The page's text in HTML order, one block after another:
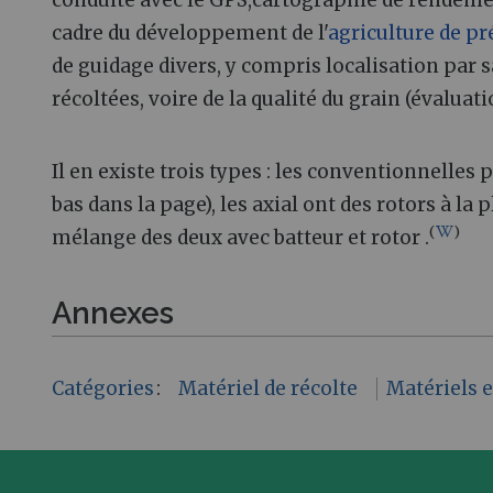
cadre du développement de l'agriculture de
de guidage divers, y compris localisation par
récoltées, voire de la qualité du grain
Il en existe trois types : les conventionnelles
bas dans la page), les axial ont des rotors à la
mélange des deux avec batteur et rotor .( )
Annexes
Catégories: Matériel de récolte Matériels